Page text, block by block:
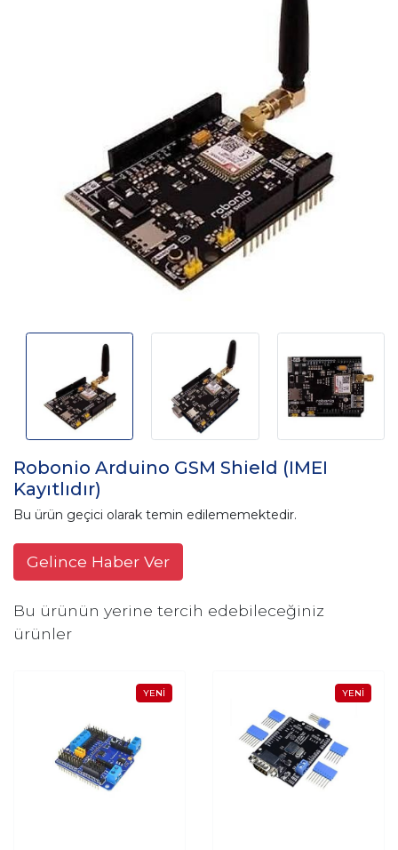
Robonio Arduino GSM Shield (IMEI
Kayıtlıdır)
Bu ürün geçici olarak temin edilememektedir.
Gelince Haber Ver
Bu ürünün yerine tercih edebileceğiniz
ürünler